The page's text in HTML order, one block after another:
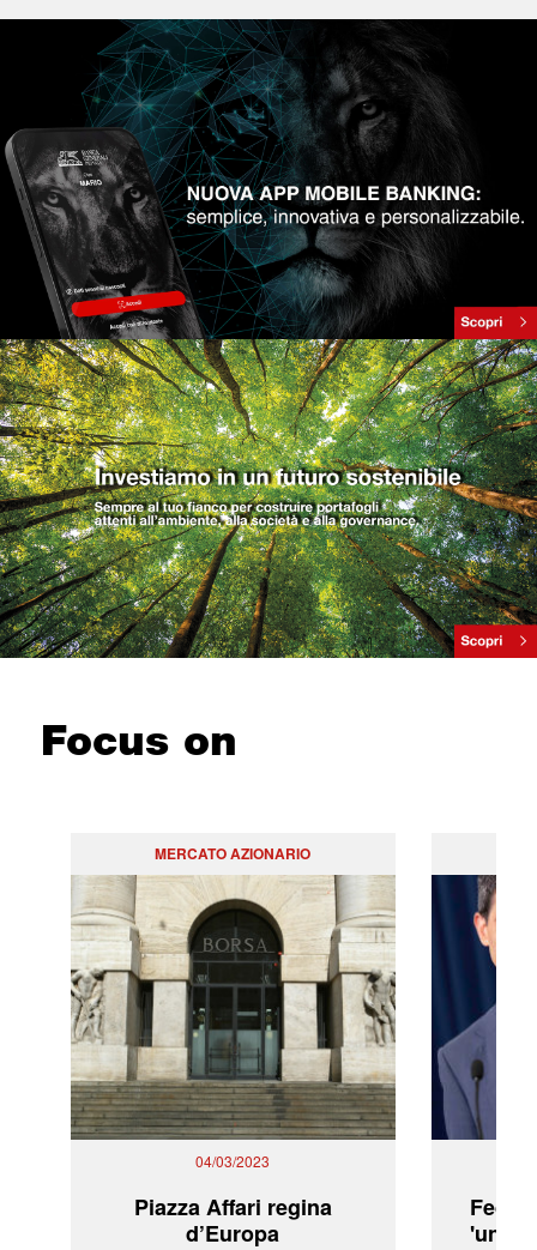
Focus on
MERCATO AZIONARIO
04/03/2023
Piazza Affari regina
d’Europa
Fed:
'una